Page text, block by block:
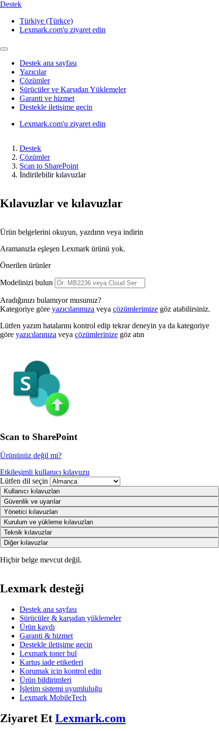
Destek
Türkiye (Türkçe)
Lexmark.com'u ziyaret edin
Destek ana sayfası
Yazıcılar
Çözümler
Sürücüler ve Karşıdan Yüklemeler
Garanti ve hizmet
Destekle iletişime geçin
Lexmark.com'u ziyaret edin
Destek
Çözümler
Scan to SharePoint
İndirilebilir kılavuzlar
Kılavuzlar ve kılavuzlar
Ürün belgelerini okuyun, yazdırın veya indirin
Aramanızla eşleşen Lexmark ürünü yok.
Önerilen ürünler
Modelinizi bulun
Aradığınızı bulamıyor musunuz?
Kategoriye göre yazıcılarımıza veya çözümlerimize göz atabilirsiniz.
Lütfen yazım hatalarını kontrol edip tekrar deneyin ya da kategoriye
göre yazıcılarınıza veya çözümlerinize göz atın
Scan to SharePoint
Ürününüz değil mi?
Etkileşimli kullanıcı kılavuzu
Lütfen dil seçin
Kullanıcı kılavuzları
Güvenlik ve uyarılar
Yönetici kılavuzları
Kurulum ve yükleme kılavuzları
Teknik kılavuzlar
Diğer kılavuzlar
Hiçbir belge mevcut değil.
Lexmark desteği
Destek ana sayfası
Sürücüler & karşıdan yüklemeler
Ürün kaydı
Garanti & hizmet
Destekle iletişime geçin
Lexmark toner bul
Kartuş iade etiketleri
Korumak için kontrol edin
Ürün bildirimleri
İşletim sistemi uyumluluğu
Lexmark MobileTech
Ziyaret Et Lexmark.com